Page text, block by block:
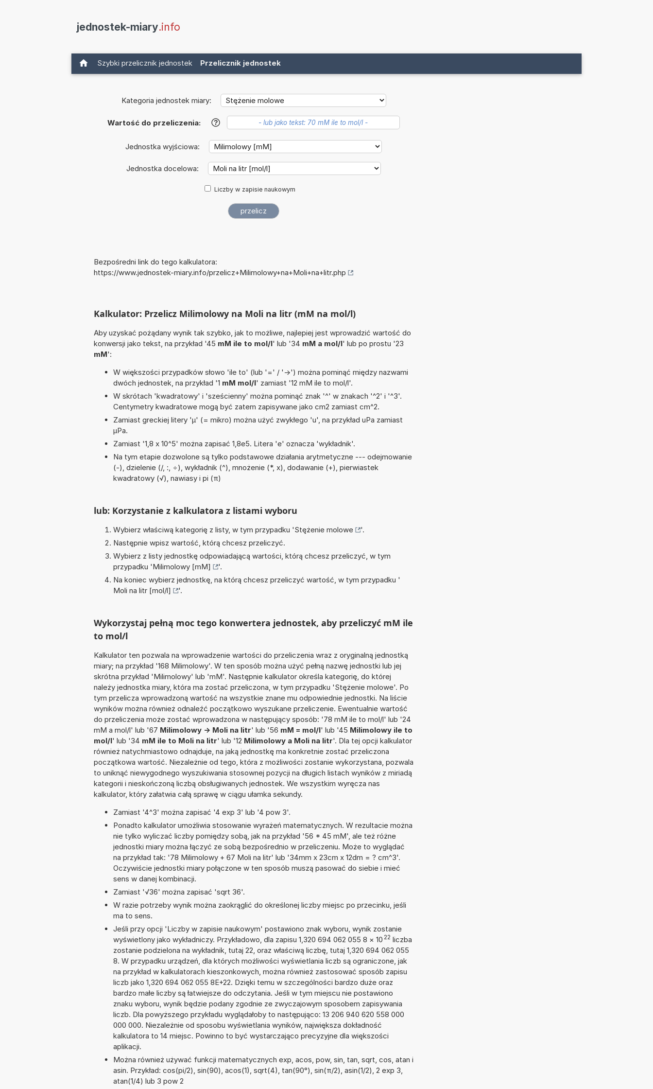
jednostek-miary.info
Szybki przelicznik jednostek Przelicznik jednostek
Kategoria jednostek miary:
Wartość do przeliczenia: ?
Jednostka wyjściowa:
Jednostka docelowa:
Liczby w zapisie naukowym
Bezpośredni link do tego kalkulatora:
https://www.jednostek-miary.info/przelicz+Milimolowy+na+Moli+na+litr.php
Kalkulator: Przelicz Milimolowy na Moli na litr (mM na mol/l)
Aby uzyskać pożądany wynik tak szybko, jak to możliwe, najlepiej jest wprowadzić wartość do
konwersji jako tekst, na przykład '45 mM ile to mol/l' lub '34 mM a mol/l' lub po prostu '23
mM':
W większości przypadków słowo 'ile to' (lub '=' / '->') można pominąć między nazwami
dwóch jednostek, na przykład '1 mM mol/l' zamiast '12 mM ile to mol/l'.
W skrótach 'kwadratowy' i 'sześcienny' można pominąć znak '^' w znakach '^2' i '^3'.
Centymetry kwadratowe mogą być zatem zapisywane jako cm2 zamiast cm^2.
Zamiast greckiej litery 'µ' (= mikro) można użyć zwykłego 'u', na przykład uPa zamiast
µPa.
Zamiast '1,8 x 10^5' można zapisać 1,8e5. Litera 'e' oznacza 'wykładnik'.
Na tym etapie dozwolone są tylko podstawowe działania arytmetyczne --- odejmowanie
(-), dzielenie (/, :, ÷), wykładnik (^), mnożenie (*, x), dodawanie (+), pierwiastek
kwadratowy (√), nawiasy i pi (π)
lub: Korzystanie z kalkulatora z listami wyboru
Wybierz właściwą kategorię z listy, w tym przypadku 'Stężenie molowe
'.
Następnie wpisz wartość, którą chcesz przeliczyć.
Wybierz z listy jednostkę odpowiadającą wartości, którą chcesz przeliczyć, w tym
przypadku 'Milimolowy [mM]
'.
Na koniec wybierz jednostkę, na którą chcesz przeliczyć wartość, w tym przypadku '
Moli na litr [mol/l]
'.
Wykorzystaj pełną moc tego konwertera jednostek, aby przeliczyć mM ile
to mol/l
Kalkulator ten pozwala na wprowadzenie wartości do przeliczenia wraz z oryginalną jednostką
miary; na przykład '168 Milimolowy'. W ten sposób można użyć pełną nazwę jednostki lub jej
skrótna przykład 'Milimolowy' lub 'mM'. Następnie kalkulator określa kategorię, do której
należy jednostka miary, która ma zostać przeliczona, w tym przypadku 'Stężenie molowe'. Po
tym przelicza wprowadzoną wartość na wszystkie znane mu odpowiednie jednostki. Na liście
wyników można również odnaleźć początkowo wyszukane przeliczenie. Ewentualnie wartość
do przeliczenia może zostać wprowadzona w następujący sposób: '78 mM ile to mol/l' lub '24
mM a mol/l' lub '67 Milimolowy -> Moli na litr' lub '56 mM = mol/l' lub '45 Milimolowy ile to
mol/l' lub '34 mM ile to Moli na litr' lub '12 Milimolowy a Moli na litr'. Dla tej opcji kalkulator
również natychmiastowo odnajduje, na jaką jednostkę ma konkretnie zostać przeliczona
początkowa wartość. Niezależnie od tego, która z możliwości zostanie wykorzystana, pozwala
to uniknąć niewygodnego wyszukiwania stosownej pozycji na długich listach wyników z miriadą
kategorii i nieskończoną liczbą obsługiwanych jednostek. We wszystkim wyręcza nas
kalkulator, który załatwia całą sprawę w ciągu ułamka sekundy.
Zamiast '4^3' można zapisać '4 exp 3' lub '4 pow 3'.
Ponadto kalkulator umożliwia stosowanie wyrażeń matematycznych. W rezultacie można
nie tylko wyliczać liczby pomiędzy sobą, jak na przykład '56 * 45 mM', ale też różne
jednostki miary można łączyć ze sobą bezpośrednio w przeliczeniu. Może to wyglądać
na przykład tak: '78 Milimolowy + 67 Moli na litr' lub '34mm x 23cm x 12dm = ? cm^3'.
Oczywiście jednostki miary połączone w ten sposób muszą pasować do siebie i mieć
sens w danej kombinacji.
Zamiast '√36' można zapisać 'sqrt 36'.
W razie potrzeby wynik można zaokrąglić do określonej liczby miejsc po przecinku, jeśli
ma to sens.
Jeśli przy opcji 'Liczby w zapisie naukowym' postawiono znak wyboru, wynik zostanie
wyświetlony jako wykładniczy. Przykładowo, dla zapisu 1,320 694 062 055 8 × 10 22 liczba
zostanie podzielona na wykładnik, tutaj 22, oraz właściwą liczbę, tutaj 1,320 694 062 055
8. W przypadku urządzeń, dla których możliwości wyświetlania liczb są ograniczone, jak
na przykład w kalkulatorach kieszonkowych, można również zastosować sposób zapisu
liczb jako 1,320 694 062 055 8E+22. Dzięki temu w szczególności bardzo duże oraz
bardzo małe liczby są łatwiejsze do odczytania. Jeśli w tym miejscu nie postawiono
znaku wyboru, wynik będzie podany zgodnie ze zwyczajowym sposobem zapisywania
liczb. Dla powyższego przykładu wyglądałoby to następująco: 13 206 940 620 558 000
000 000. Niezależnie od sposobu wyświetlania wyników, największa dokładność
kalkulatora to 14 miejsc. Powinno to być wystarczająco precyzyjne dla większości
aplikacji.
Można również używać funkcji matematycznych exp, acos, pow, sin, tan, sqrt, cos, atan i
asin. Przykład: cos(pi/2), sin(90), acos(1), sqrt(4), tan(90°), sin(π/2), asin(1/2), 2 exp 3,
atan(1/4) lub 3 pow 2